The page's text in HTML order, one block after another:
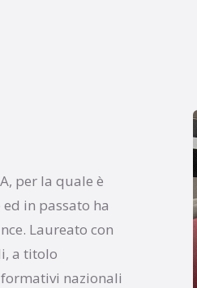
per la quale è
in passato ha
Laureato con
a titolo
nazionali